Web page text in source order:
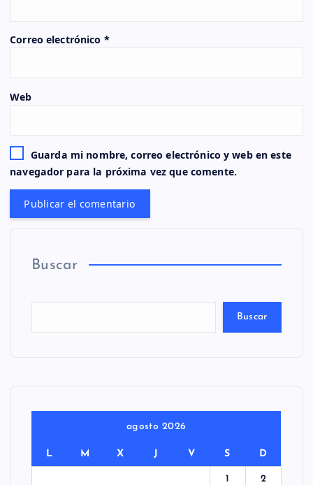
Correo electrónico *
Web
Guarda mi nombre, correo electrónico y web en este
navegador para la próxima vez que comente.
Buscar
Buscar
agosto 2026
L M X J V S D
1 2